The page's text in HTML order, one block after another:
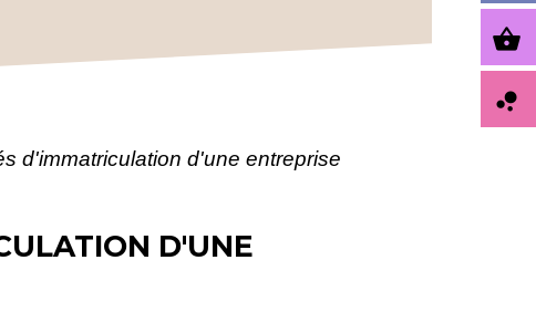
d'immatriculation d'une entreprise
D'UNE
shopping_basket
bubble_chart